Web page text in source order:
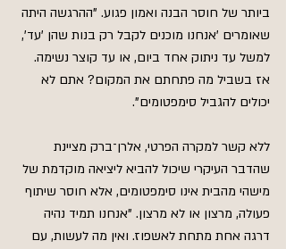
ביותר של חוסר הבנה ואמון פגוע. "ההרגשה היתה
שאומרים 'אנחנו מוכנים לקבל רק בנות שהן 'עד',
למשל עד ניתוק אחד ביום, או עד קוצר נשימה.
אז בשביל מה פתחתם את המקום? אתם לא
יכולים להגביל סימפטומים".
ללא קשר למקרה הפרטי, אלרן־ברק מציינת
שהדבר העיקרי שיכול להביא ליציאה מוקדמת של
מישהי מהבית אינו סימפטומים, אלא חוסר שיתוף
פעולה, מרצון או לא מרצון. "אנחנו תמיד נהיה
דרגה אחת מתחת לאשפוז. ואין מה לעשות, עם